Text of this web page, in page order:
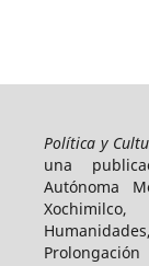
Política y
una
Autónoma